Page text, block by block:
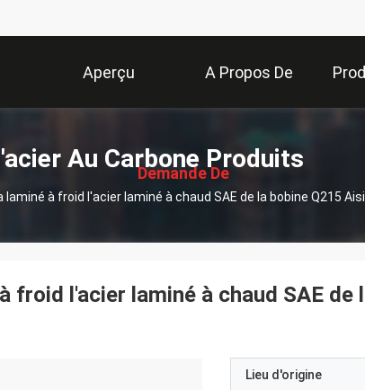
Aperçu A Propos De
Nous
述
Demande De
Soumission
Au Carbone Produits
laminé à froid l'acier laminé à chaud SAE de la bobine Q215
froid l'acier laminé à chaud SAE
Lieu d'origine